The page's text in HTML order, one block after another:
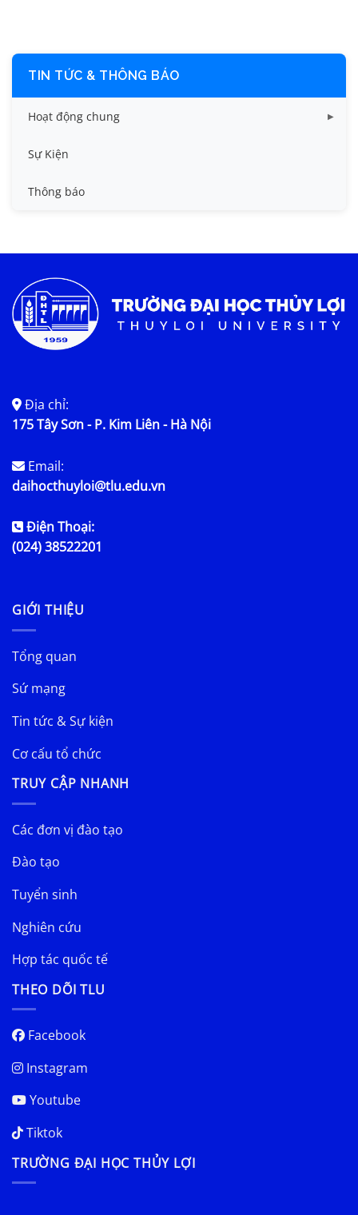
TIN TỨC & THÔNG BÁO
Hoạt động chung
Tin công tác sinh viên
Tin đào tạo
Tin tức chung
Sự Kiện
Thông báo
Địa chỉ:
175 Tây Sơn - P. Kim Liên - Hà Nội
Email:
daihocthuyloi@tlu.edu.vn
Điện Thoại:
(024) 38522201
GIỚI THIỆU
Tổng quan
Sứ mạng
Tin tức & Sự kiện
Cơ cấu tổ chức
TRUY CẬP NHANH
Các đơn vị đào tạo
Đào tạo
Tuyển sinh
Nghiên cứu
Hợp tác quốc tế
THEO DÕI TLU
Facebook
Instagram
Youtube
Tiktok
TRƯỜNG ĐẠI HỌC THỦY LỢI